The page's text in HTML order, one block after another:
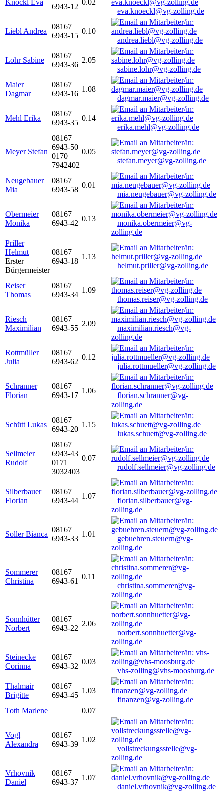
Knöckl Eva
6943-12
0.02
eva.knoeckl@vg-zolling.de
Liebl Andrea
08167
6943-15
0.10
andrea.liebl@vg-zolling.de
Lohr Sabine
08167
6943-36
2.05
sabine.lohr@vg-zolling.de
Maier
Dagmar
08167
6943-16
1.08
dagmar.maier@vg-zolling.de
Mehl Erika
08167
6943-35
0.14
erika.mehl@vg-zolling.de
Meyer Stefan
08167
6943-50
0170
7942402
0.05
stefan.meyer@vg-zolling.de
Neugebauer
Mia
08167
6943-58
0.01
mia.neugebauer@vg-zolling.de
Obermeier
Monika
08167
6943-42
0.13
monika.obermeier@vg-
zolling.de
Priller
Helmut
Erster
Bürgermeister
08167
6943-18
1.13
helmut.priller@vg-zolling.de
Reiser
Thomas
08167
6943-34
1.09
thomas.reiser@vg-zolling.de
Riesch
Maximilian
08167
6943-55
2.09
maximilian.riesch@vg-
zolling.de
Rottmüller
Julia
08167
6943-62
0.12
julia.rottmueller@vg-zolling.de
Schranner
Florian
08167
6943-17
1.06
florian.schranner@vg-
zolling.de
Schütt Lukas
08167
6943-20
1.15
lukas.schuett@vg-zolling.de
Sellmeier
Rudolf
08167
6943-43
0171
3032403
0.07
rudolf.sellmeier@vg-zolling.de
Silberbauer
Florian
08167
6943-44
1.07
florian.silberbauer@vg-
zolling.de
Soller Bianca
08167
6943-33
1.01
gebuehren.steuern@vg-
zolling.de
Sommerer
Christina
08167
6943-61
0.11
christina.sommerer@vg-
zolling.de
Sonnhütter
Norbert
08167
6943-22
2.06
norbert.sonnhuetter@vg-
zolling.de
Steinecke
Corinna
08167
6943-32
0.03
vhs-zolling@vhs-moosburg.de
Thalmair
Brigitte
08167
6943-45
1.03
finanzen@vg-zolling.de
Toth Marlene
0.07
Vogl
Alexandra
08167
6943-39
1.02
vollstreckungsstelle@vg-
zolling.de
Vrhovnik
Daniel
08167
6943-37
1.07
daniel.vrhovnik@vg-zolling.de